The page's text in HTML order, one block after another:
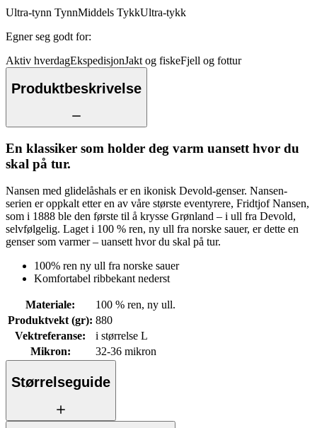
Ultra-tynn TynnMiddels TykkUltra-tykk
Egner seg godt for:
Aktiv hverdagEkspedisjonJakt og fiskeFjell og fottur
Produktbeskrivelse
En klassiker som holder deg varm uansett hvor du
skal på tur.
Nansen med glidelåshals er en ikonisk Devold-genser. Nansen-
serien er oppkalt etter en av våre største eventyrere, Fridtjof Nansen,
som i 1888 ble den første til å krysse Grønland – i ull fra Devold,
selvfølgelig. Laget i 100 % ren, ny ull fra norske sauer, er dette en
genser som varmer – uansett hvor du skal på tur.
100% ren ny ull fra norske sauer
Komfortabel ribbekant nederst
Materiale:
100 % ren, ny ull.
Produktvekt (gr): 880
Vektreferanse:
i størrelse L
Mikron: 32-36 mikron
Størrelseguide